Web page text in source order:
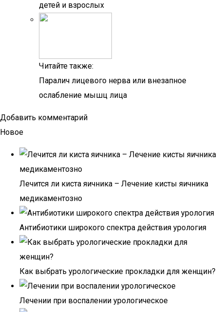
детей и взрослых
Читайте также:
Паралич лицевого нерва или внезапное
ослабление мышц лица
Добавить комментарий
Новое
Лечится ли киста яичника – Лечение кисты яичника
медикаментозно
Антибиотики широкого спектра действия урология
Как выбрать урологические прокладки для женщин?
Лечении при воспалении урологическое